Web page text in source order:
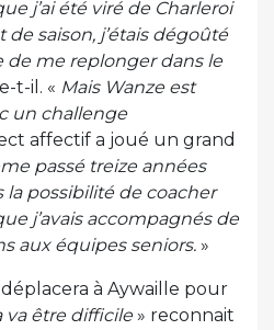
j’ai été viré de Charleroi
saison, j’étais dégoûté
de me replonger dans le
t-il. « Mais Wanze est
un challenge
affectif a joué un grand
passé treize années
la possibilité de coacher
j’avais accompagnés de
aux équipes seniors. »
déplacera à Aywaille pour
va être difficile» reconnait